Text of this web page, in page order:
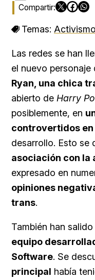
Temas: Activismo
Las redes se han
el nuevo personaje
Ryan, una chica
abierto de Harry
posiblemente, en
controvertidos
desarrollo. Esto se
asociación con la
expresado en
opiniones
trans.
También han salido
equipo
Software. Se
principal había